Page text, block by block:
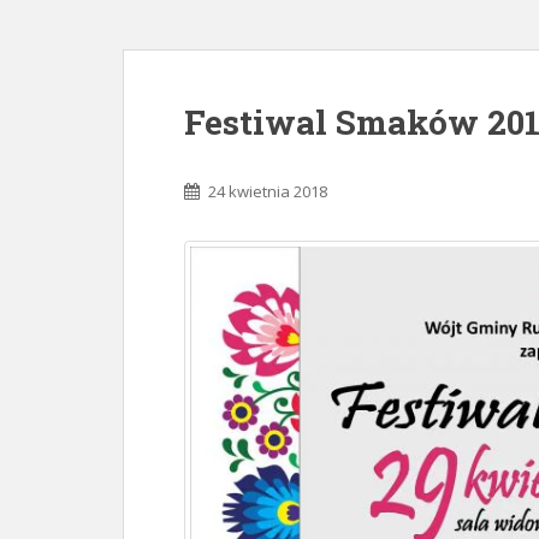
Festiwal Smaków
24 kwietnia 2018